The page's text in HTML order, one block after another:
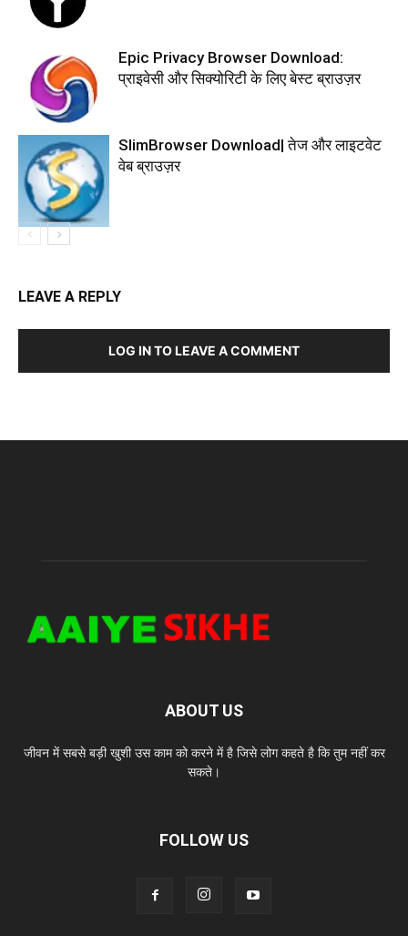
Epic Privacy Browser Download:
प्राइवेसी और सिक्योरिटी के लिए बेस्ट ब्राउज़र
SlimBrowser Download| तेज और लाइटवेट
वेब ब्राउज़र
LEAVE A REPLY
LOG IN TO LEAVE A COMMENT
ABOUT US
जीवन में सबसे बड़ी खुशी उस काम को करने में है जिसे लोग कहते है कि तुम नहीं कर
सकते।
FOLLOW US